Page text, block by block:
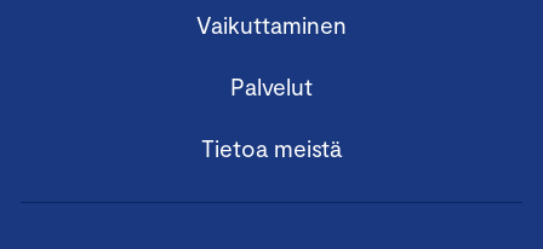
Vaikuttaminen
Palvelut
Tietoa meistä